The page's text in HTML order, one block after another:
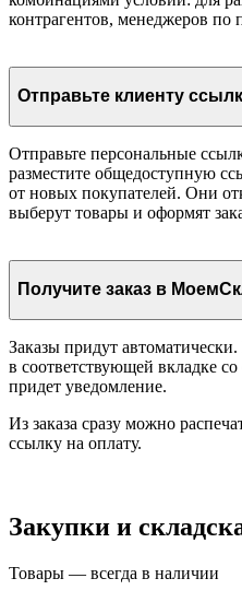
контрагентов, менеджеров по
Отправьте клиенту
Отправьте персональные
разместите общедоступную
от новых покупателей. Они
выберут товары и оформят
Получите заказ в
Заказы придут
в соответствующей вкладке
придет уведомление.
Из заказа сразу можно
ссылку на оплату.
Закупки и
Товары — всегда в наличии